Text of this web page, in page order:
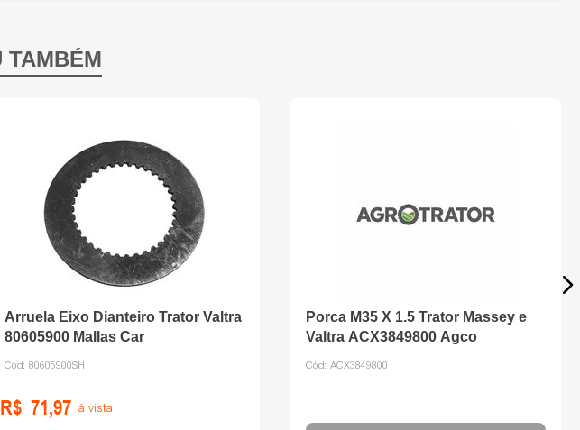
Arruela Eixo Dianteiro Trator Valtra
80605900 Mallas Car
Cód: 80605900SH
R$ 71,97 à vista
Porca M35 X 1.5 Trator Massey e
Valtra ACX3849800 Agco
Cód: ACX3849800